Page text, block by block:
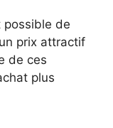
possible de
prix attractif
de ces
plus